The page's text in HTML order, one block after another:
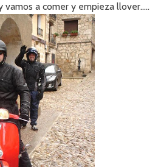
vamos a comer y empieza llover…..